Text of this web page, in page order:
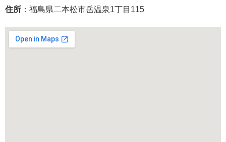
住所 ：福島県二本松市岳温泉1丁目115